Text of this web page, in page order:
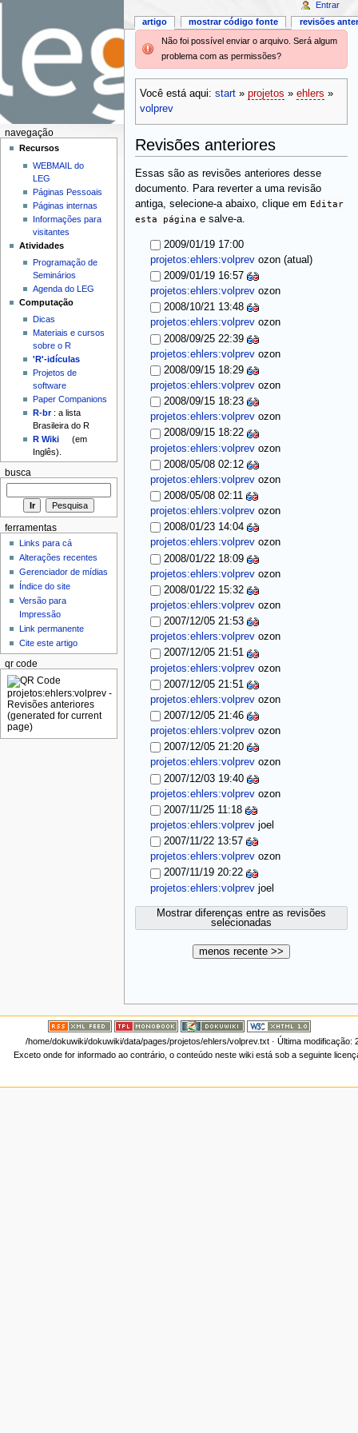
Não foi possível enviar o arquivo. Será algum
problema com as permissões?
Você está aqui: start» projetos » ehlers »
volprev
Revisões anteriores
Essas são as revisões anteriores desse
documento. Para reverter a uma revisão
antiga, selecione-a abaixo, clique em Editar
esta página e salve-a.
2009/01/19 17:00
projetos:ehlers:volprev ozon(atual)
2009/01/19 16:57
projetos:ehlers:volprev ozon
2008/10/21 13:48
projetos:ehlers:volprev ozon
2008/09/25 22:39
projetos:ehlers:volprev ozon
2008/09/15 18:29
projetos:ehlers:volprev ozon
2008/09/15 18:23
projetos:ehlers:volprev ozon
2008/09/15 18:22
projetos:ehlers:volprev ozon
2008/05/08 02:12
projetos:ehlers:volprev ozon
2008/05/08 02:11
projetos:ehlers:volprev ozon
2008/01/23 14:04
projetos:ehlers:volprev ozon
2008/01/22 18:09
projetos:ehlers:volprev ozon
2008/01/22 15:32
projetos:ehlers:volprev ozon
2007/12/05 21:53
projetos:ehlers:volprev ozon
2007/12/05 21:51
projetos:ehlers:volprev ozon
2007/12/05 21:51
projetos:ehlers:volprev ozon
2007/12/05 21:46
projetos:ehlers:volprev ozon
2007/12/05 21:20
projetos:ehlers:volprev ozon
2007/12/03 19:40
projetos:ehlers:volprev ozon
2007/11/25 11:18
projetos:ehlers:volprev joel
2007/11/22 13:57
projetos:ehlers:volprev ozon
2007/11/19 20:22
projetos:ehlers:volprev joel
Mostrar diferenças entre as revisões
selecionadas
menos recente >>
artigo mostrar código fonte revisões
Entrar
navegação
Recursos
WEBMAIL do
LEG
Páginas Pessoais
Páginas internas
Informações para
visitantes
Atividades
Programação de
Seminários
Agenda do LEG
Computação
Dicas
Materiais e cursos
sobre o R
'R'-idículas
Projetos de
software
Paper Companions
R-br: a lista
Brasileira do R
R Wiki
(em
Inglês).
busca
ferramentas
Links para cá
Alterações recentes
Gerenciador de mídias
Índice do site
Versão para
Impressão
Link permanente
Cite este artigo
qr code
/home/dokuwiki/dokuwiki/data/pages/projetos/ehlers/volprev.txt· Última modificação:
Exceto onde for informado ao contrário, o conteúdo neste wiki está sob a seguinte